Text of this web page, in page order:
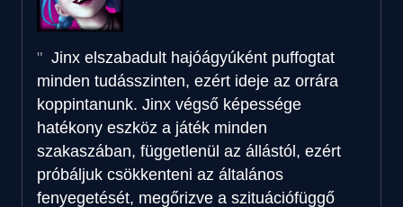
Jinx elszabadult hajóágyúként puffogtat
minden tudásszinten, ezért ideje az orrára
koppintanunk. Jinx végső képessége
hatékony eszköz a játék minden
szakaszában, függetlenül az állástól, ezért
próbáljuk csökkenteni az általános
fenyegetését, megőrizve a szituációfüggő